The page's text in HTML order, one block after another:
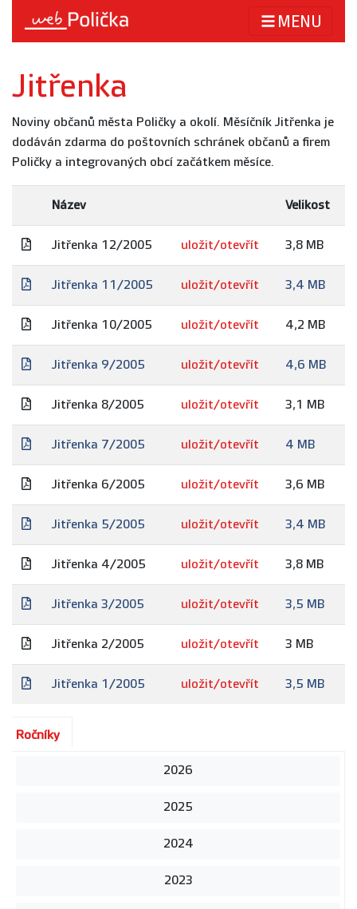
MENU
Jitřenka
Noviny občanů města Poličky a okolí. Měsíčník Jitřenka je
dodáván zdarma do poštovních schránek občanů a firem
Poličky a integrovaných obcí začátkem měsíce.
Název Velikost
Jitřenka 12/2005 uložit/otevřít 3,8 MB
Jitřenka 11/2005 uložit/otevřít 3,4 MB
Jitřenka 10/2005 uložit/otevřít 4,2 MB
Jitřenka 9/2005 uložit/otevřít 4,6 MB
Jitřenka 8/2005 uložit/otevřít 3,1 MB
Jitřenka 7/2005 uložit/otevřít 4 MB
Jitřenka 6/2005 uložit/otevřít 3,6 MB
Jitřenka 5/2005 uložit/otevřít 3,4 MB
Jitřenka 4/2005 uložit/otevřít 3,8 MB
Jitřenka 3/2005 uložit/otevřít 3,5 MB
Jitřenka 2/2005 uložit/otevřít 3 MB
Jitřenka 1/2005 uložit/otevřít 3,5 MB
Ročníky
2026
2025
2024
2023